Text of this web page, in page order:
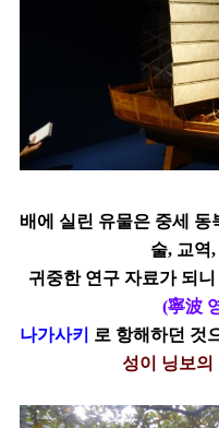
배에 실린 유물은 중세 동
술, 교역,
귀중한 연구 자료가 되니
(寧波
나가사키 로 항해하던 것
성이 닝보의